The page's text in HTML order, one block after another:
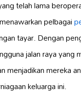
telah lama
pelbagai
tayar. Dengan
jalan raya
menjadikan mereka
keluarga ini.